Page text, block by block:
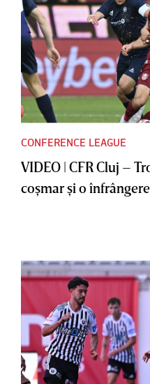
CONFERENCE LEAGUE
VIDEO | CFR Cluj –
coşmar şi o